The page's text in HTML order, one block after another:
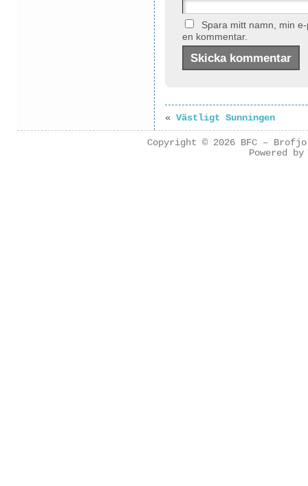
Spara mitt namn, min
en kommentar.
« Västligt Sunningen
Copyright © 2026 BFC –
Powered